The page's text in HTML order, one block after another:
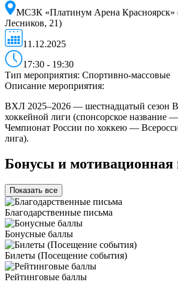
МСЗК «Платинум Арена Красноярск»
Лесников, 21)
11.12.2025
17:30 - 19:30
Тип мероприятия: Спортивно-массовые
Описание мероприятия:
ВХЛ 2025–2026 — шестнадцатый сезон
хоккейной лиги (спонсорское название
Чемпионат России по хоккею —
лига).
Бонусы и мотивационная
Показать все
Благодарственные письма
Бонусные баллы
Билеты (Посещение события)
Рейтинговые баллы